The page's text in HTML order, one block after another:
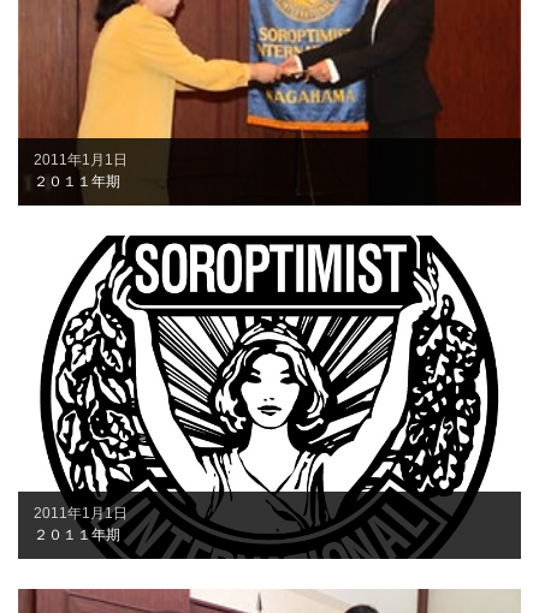
2011年1月1日
２０１１年期
2011年1月1日
２０１１年期